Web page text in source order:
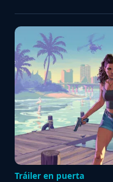
Tráiler en puerta